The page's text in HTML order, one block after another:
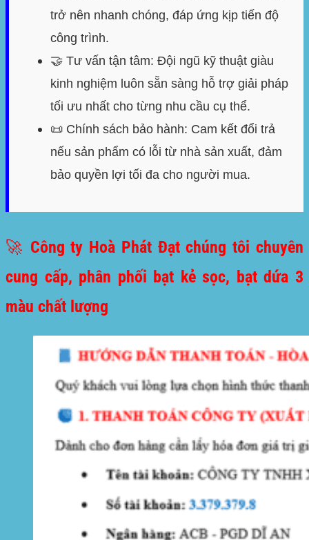
trở nên nhanh chóng, đáp ứng kịp tiến độ
công trình.
🤝 Tư vấn tận tâm: Đội ngũ kỹ thuật giàu
kinh nghiệm luôn sẵn sàng hỗ trợ giải pháp
tối ưu nhất cho từng nhu cầu cụ thể.
📜 Chính sách bảo hành: Cam kết đổi trả
nếu sản phẩm có lỗi từ nhà sản xuất, đảm
bảo quyền lợi tối đa cho người mua.
🚀 Công ty Hoà Phát Đạt chúng tôi chuyên
cung cấp, phân phối bạt kẻ sọc, bạt dứa 3
màu chất lượng